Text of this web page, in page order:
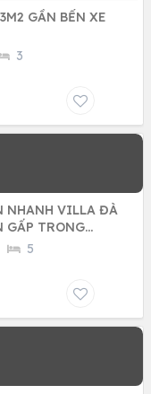
XE
3
NHANH VILLA ĐÀ
GẤP TRONG
5